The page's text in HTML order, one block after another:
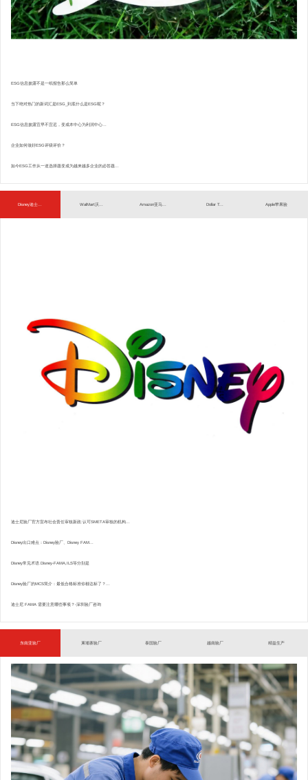
ESG信息披露不是一纸报告那么简单
当下绝对热门的新词汇是ESG_到底什么是ESG呢？
ESG信息披露宜早不宜迟，变成本中心为利润中心...
企业如何做好ESG评级评价？
如今ESG工作从一道选择题变成为越来越多企业的必答题...
Disney迪士... WalMart沃... Amazon亚马... Dollar T... Apple苹果验
迪士尼验厂官方宣布社会责任审核新政:认可SMETA审核的机构...
Disney出口难点：Disney验厂、Disney FAM...
Disney常见术语.Disney-FAMA,ILS等分别是
Disney验厂的MCS简介：最低合格标准你都达标了？...
迪士尼 FAMA 需要注意哪些事项？-深圳验厂咨询
东南亚验厂 柬埔寨验厂 泰国验厂 越南验厂 精益生产